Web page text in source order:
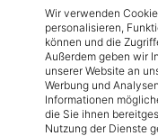
Wir verwenden
personalisieren,
können und die
Außerdem geben wir
unserer Website an
Werbung und
Informationen
die Sie ihnen
Nutzung der Dienste